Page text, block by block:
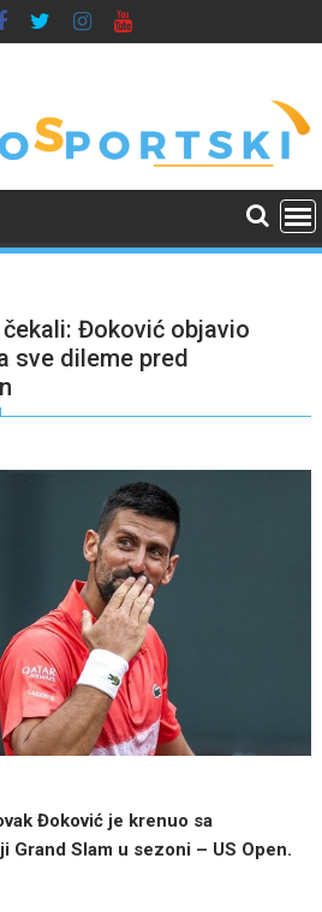
čekali: Đoković objavio
sve dileme pred
Đoković je krenuo sa
Grand Slam u sezoni – US Open.